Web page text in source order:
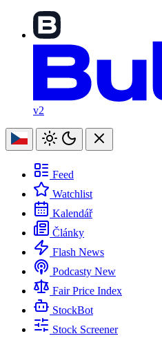
v2
Feed
Watchlist
Kalendář
Články
Flash News
Podcasty New
Fair Price Index
StockBot
Stock Screener